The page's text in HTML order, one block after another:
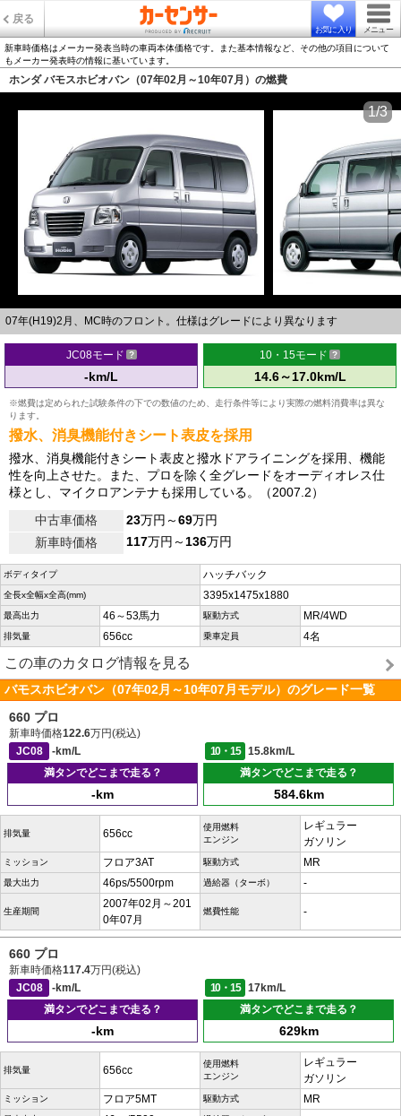
戻る
お気に入り メニュー
新車時価格はメーカー発表当時の車両本体価格です。また基本情報など、その他の項目について
もメーカー発表時の情報に基いています。
ホンダ バモスホビオバン（07年02月～10年07月）の燃費
07年(H19)2月、MC時のフロント。仕様はグレードにより異なります
1/3
JC08モード
-km/L
10・15モード
14.6～17.0km/L
※燃費は定められた試験条件の下での数値のため、走行条件等により実際の燃料消費率は異な
ります。
撥水、消臭機能付きシート表皮を採用
撥水、消臭機能付きシート表皮と撥水ドアライニングを採用、機能
性を向上させた。また、プロを除く全グレードをオーディオレス仕
様とし、マイクロアンテナも採用している。（2007.2）
中古車価格
23万円～69万円
新車時価格
117万円～136万円
ボディタイプ ハッチバック
全長x全幅x全高(mm) 3395x1475x1880
最高出力 46～53馬力 駆動方式 MR/4WD
排気量 656cc 乗車定員 4名
この車のカタログ情報を見る
バモスホビオバン（07年02月～10年07月モデル）のグレード一覧
660 プロ
新車時価格122.6万円(税込)
JC08
-km/L 10・15
15.8km/L
満タンでどこまで走る？
-km
満タンでどこまで走る？
584.6km
排気量 656cc
使用燃料
エンジン
レギュラー
ガソリン
ミッション フロア3AT 駆動方式 MR
最大出力 46ps/5500rpm 過給器（ターボ） -
生産期間
2007年02月～201
0年07月
燃費性能 -
660 プロ
新車時価格117.4万円(税込)
JC08
-km/L 10・15
17km/L
満タンでどこまで走る？
-km
満タンでどこまで走る？
629km
排気量 656cc
使用燃料
エンジン
レギュラー
ガソリン
ミッション フロア5MT 駆動方式 MR